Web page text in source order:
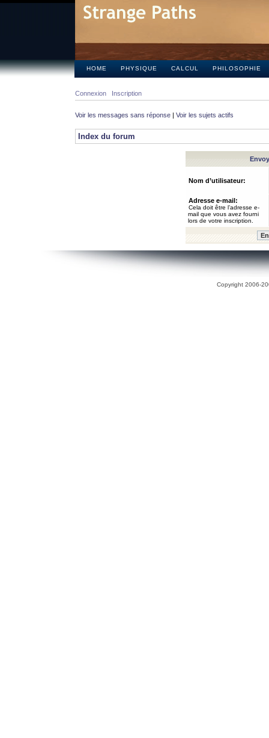
HOME PHYSIQUE CALCUL PHILOSOPHIE
Connexion Inscription
Voir les messages sans réponse | Voir les sujets actifs
Index du forum
Nom d’utilisateur:
Adresse e-mail:
Cela doit être l’adresse e-
mail que vous avez fourni
lors de votre inscription.
Copyright 2006-